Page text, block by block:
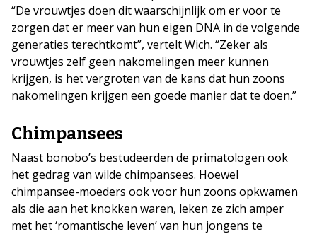
“De vrouwtjes doen dit waarschijnlijk om er voor te
zorgen dat er meer van hun eigen DNA in de volgende
generaties terechtkomt”, vertelt Wich. “Zeker als
vrouwtjes zelf geen nakomelingen meer kunnen
krijgen, is het vergroten van de kans dat hun zoons
nakomelingen krijgen een goede manier dat te doen.”
Chimpansees
Naast bonobo’s bestudeerden de primatologen ook
het gedrag van wilde chimpansees. Hoewel
chimpansee-moeders ook voor hun zoons opkwamen
als die aan het knokken waren, leken ze zich amper
met het ‘romantische leven’ van hun jongens te